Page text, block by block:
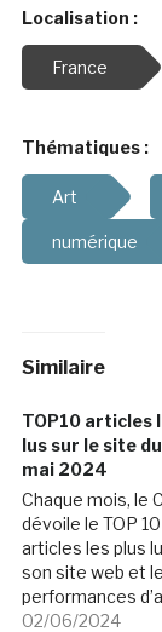
Localisation :
France
Thématiques :
Art
numérique
Similaire
TOP10 articles
lus sur le site du
mai 2024
Chaque mois, le
dévoile le TOP
articles les plus
son site web et
performances
et de
02/06/2024